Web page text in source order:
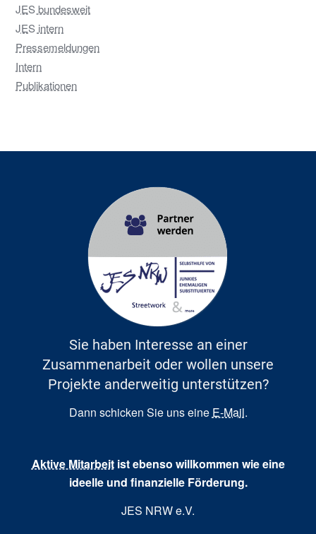
JES bundesweit
JES intern
Pressemeldungen
Intern
Publikationen
Sie haben Interesse an einer
Zusammenarbeit oder wollen unsere
Projekte anderweitig unterstützen?
Dann schicken Sie uns eine E-Mail.
Aktive Mitarbeitist ebenso willkommen wie eine
ideelle und finanzielle Förderung.
JES NRW e.V.